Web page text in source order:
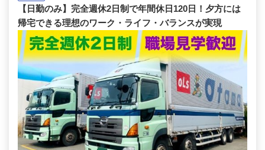
【日勤のみ】完全週休2日制で年間休日120日！夕方には
帰宅できる理想のワーク・ライフ・バランスが実現